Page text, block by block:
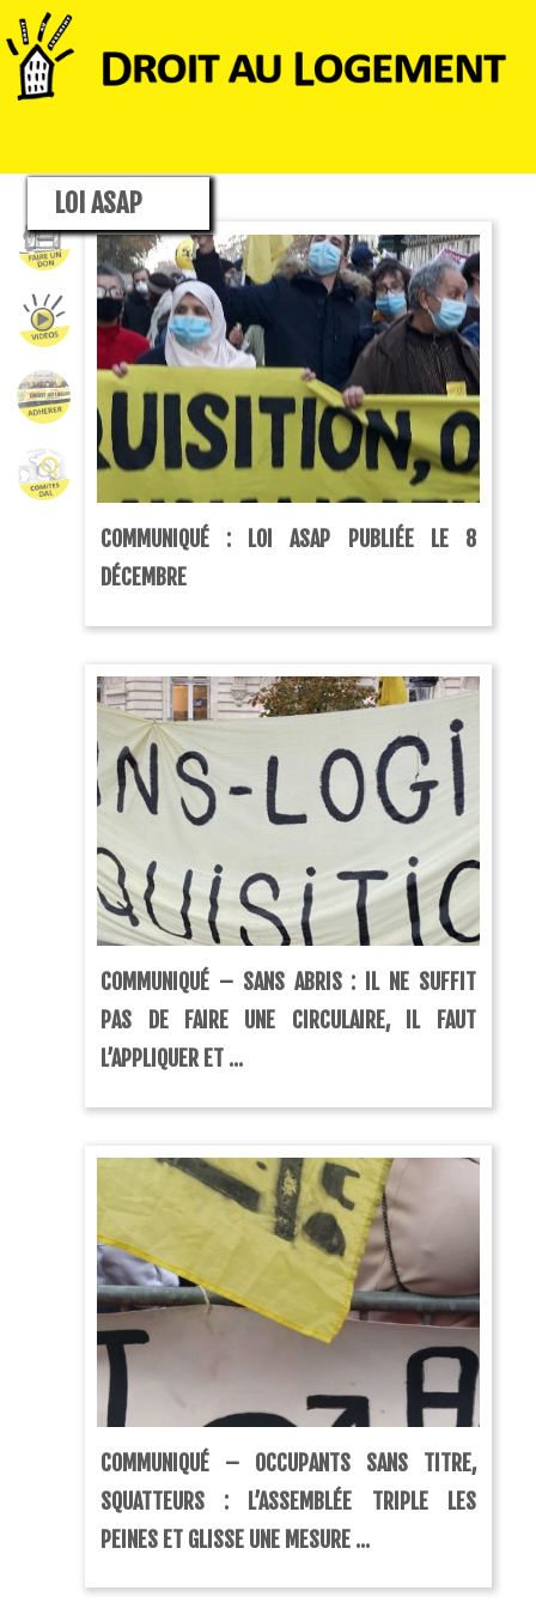
LOI ASAP
COMMUNIQUÉ : LOI ASAP PUBLIÉE LE 8
DÉCEMBRE
COMMUNIQUÉ – SANS ABRIS : IL NE SUFFIT
PAS DE FAIRE UNE CIRCULAIRE, IL FAUT
L’APPLIQUER ET ...
COMMUNIQUÉ – OCCUPANTS SANS TITRE,
SQUATTEURS : L’ASSEMBLÉE TRIPLE LES
PEINES ET GLISSE UNE MESURE ...